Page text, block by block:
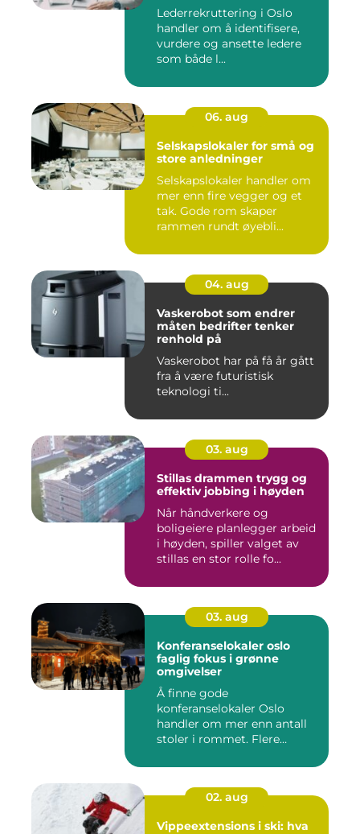
Lederrekruttering i Oslo
handler om å identifisere,
vurdere og ansette ledere
som både l...
06. aug
Selskapslokaler for små og
store anledninger
Selskapslokaler handler om
mer enn fire vegger og et
tak. Gode rom skaper
rammen rundt øyebli...
04. aug
Vaskerobot som endrer
måten bedrifter tenker
renhold på
Vaskerobot har på få år gått
fra å være futuristisk
teknologi ti...
03. aug
Stillas drammen trygg og
effektiv jobbing i høyden
Når håndverkere og
boligeiere planlegger arbeid
i høyden, spiller valget av
stillas en stor rolle fo...
03. aug
Konferanselokaler oslo
faglig fokus i grønne
omgivelser
Å finne gode
konferanselokaler Oslo
handler om mer enn antall
stoler i rommet. Flere
02. aug
Vippeextensions i ski: hva